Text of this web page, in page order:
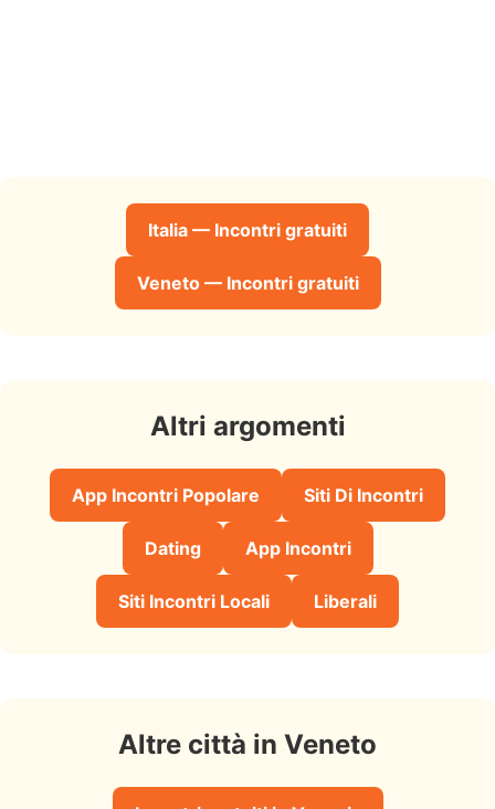
Italia — Incontri gratuiti
Veneto — Incontri gratuiti
Altri argomenti
App Incontri Popolare Siti Di Incontri
Dating App Incontri
Siti Incontri Locali Liberali
Altre città in Veneto